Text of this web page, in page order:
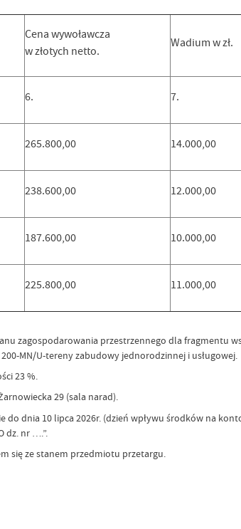
Cena wywoławcza
w złotych netto.
Wadium w zł.
6. 7.
265.800,00 14.000,00
238.600,00 12.000,00
187.600,00 10.000,00
225.800,00 11.000,00
zagospodarowania przestrzennego dla fragmentu
MN/U-tereny zabudowy jednorodzinnej i usługowej.
23 %.
29 (sala narad).
dnia 10 lipca 2026r. (dzień wpływu środków na
dz. nr ….”.
się ze stanem przedmiotu przetargu.